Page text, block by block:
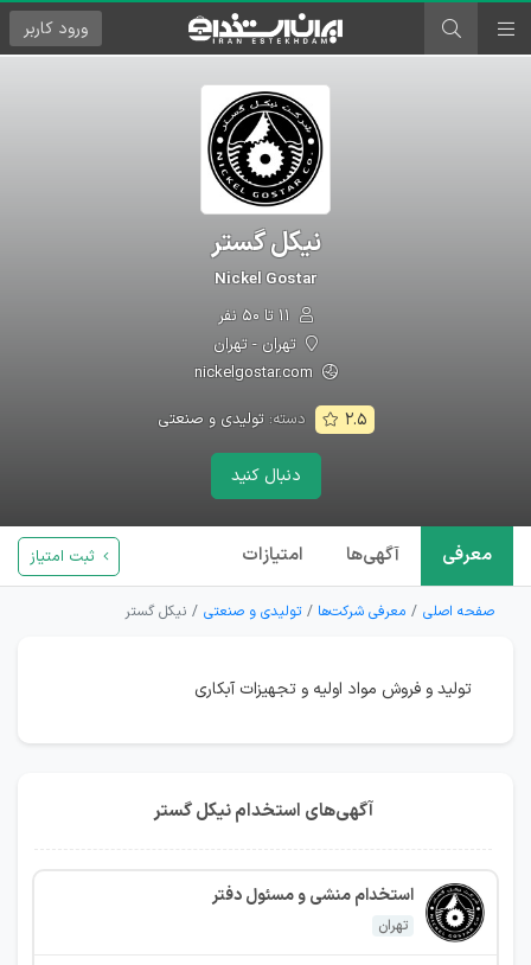
ورود کاربر
نیکل گستر
Nickel Gostar
تهران - تهران
nickelgostar.com
۲.۵ دسته:تولیدی و صنعتی
دنبال کنید
معرفی آگهی‌ها امتیازات ثبت امتیاز
صفحه اصلی معرفی شرکت‌ها تولیدی و صنعتی نیکل گستر
تولید و فروش مواد اولیه و تجهیزات آبکاری
آگهی‌های استخدام نیکل گستر
استخدام منشی و مسئول دفتر
تهران